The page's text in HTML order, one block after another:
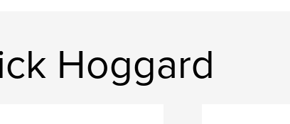
Hoggard